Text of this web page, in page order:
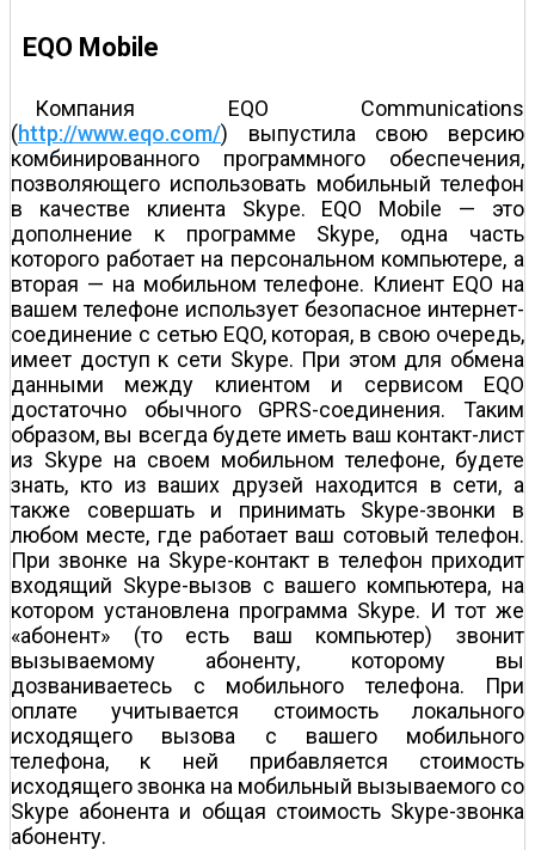
EQO Mobile
Компания EQO Communications
(http://www.eqo.com/) выпустила свою версию
комбинированного программного обеспечения,
позволяющего использовать мобильный телефон
в качестве клиента Skype. EQO Mobile — это
дополнение к программе Skype, одна часть
которого работает на персональном компьютере, а
вторая — на мобильном телефоне. Клиент EQO на
вашем телефоне использует безопасное интернет-
соединение с сетью EQO, которая, в свою очередь,
имеет доступ к сети Skype. При этом для обмена
данными между клиентом и сервисом EQO
достаточно обычного GPRS-соединения. Таким
образом, вы всегда будете иметь ваш контакт-лист
из Skype на своем мобильном телефоне, будете
знать, кто из ваших друзей находится в сети, а
также совершать и принимать Skype-звонки в
любом месте, где работает ваш сотовый телефон.
При звонке на Skype-контакт в телефон приходит
входящий Skype-вызов с вашего компьютера, на
котором установлена программа Skype. И тот же
«абонент» (то есть ваш компьютер) звонит
вызываемому абоненту, которому вы
дозваниваетесь с мобильного телефона. При
оплате учитывается стоимость локального
исходящего вызова с вашего мобильного
телефона, к ней прибавляется стоимость
исходящего звонка на мобильный вызываемого со
Skype абонента и общая стоимость Skype-звонка
абоненту.